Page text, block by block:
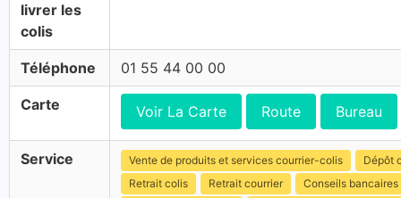
livrer les
colis
Téléphone 01 55 44 00 00
Carte Voir La Carte Route Bureau
Service Vente de produits et services courrier-colis
Dépôt
Retrait colis
Retrait courrier
Conseils bancaires